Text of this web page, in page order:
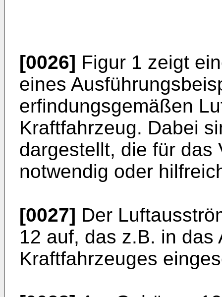
[0026] Figur 1 zeigt
eines
erfindungsgemäßen
Kraftfahrzeug. Dabei
dargestellt, die für das
notwendig oder
[0027] Der
12 auf, das z.B. in das
Kraftfahrzeuges